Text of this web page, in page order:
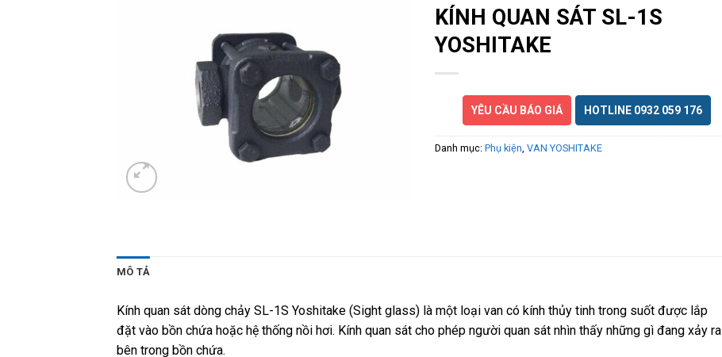
KÍNH QUAN SÁT SL-1S
YOSHITAKE
YÊU CẦU BÁO GIÁ HOTLINE 0932 059 176
Danh mục: Phụ kiện VAN YOSHITAKE
MÔ TẢ
Kính quan sát dòng chảy SL-1S Yoshitake (Sight glass) là một loại van có kính thủy tinh trong suốt được lắp
đặt vào bồn chứa hoặc hệ thống nồi hơi. Kính quan sát cho phép người quan sát nhìn thấy những gì đang xảy ra
bên trong bồn chứa.